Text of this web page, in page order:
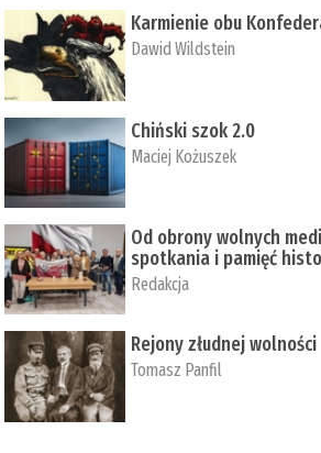
Karmienie obu
Dawid Wildstein
Chiński szok 2.0
Maciej Kożuszek
Od obrony wolnych
spotkania i pamięć
Redakcja
Rejony złudnej wolności
Tomasz Panfil